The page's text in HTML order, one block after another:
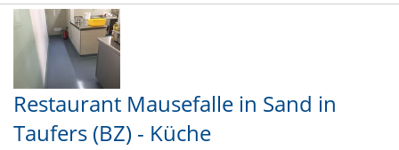
Restaurant Mausefalle in Sand in
Taufers (BZ) - Küche